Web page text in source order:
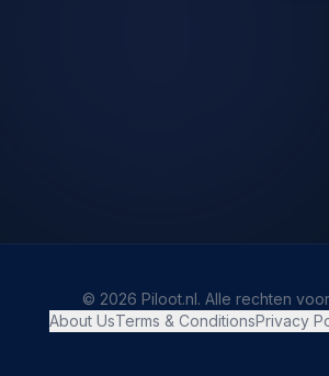
© 2026 Piloot.nl. Alle rechten
About UsTerms & ConditionsPrivacy